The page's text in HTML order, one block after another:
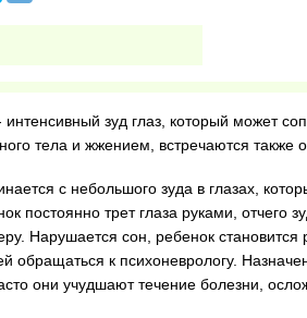
зуд глаз, который может
тела и жжением, встречаются также
с небольшого зуда в глазах,
постоянно трет глаза руками, отчего
Нарушается сон, ребенок
обращаться к психоневрологу.
они учудшают течение болезни,